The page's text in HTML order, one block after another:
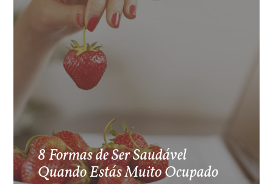
8 Formas de Ser Saudável
Quando Estás Muito Ocupado